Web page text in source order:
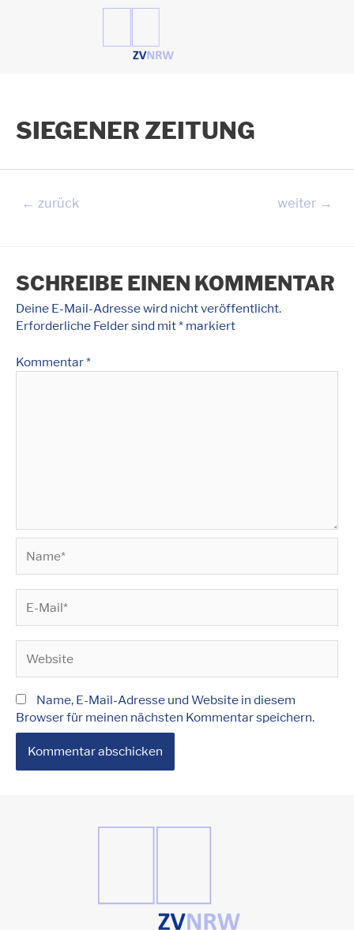
SIEGENER ZEITUNG
Beitragsnavigation
← zurück weiter →
SCHREIBE EINEN KOMMENTAR
Deine E-Mail-Adresse wird nicht veröffentlicht.
Erforderliche Felder sind mit* markiert
Kommentar*
Mail*
Name, E-Mail-Adresse und Website in diesem
Browser für meinen nächsten Kommentar speichern.